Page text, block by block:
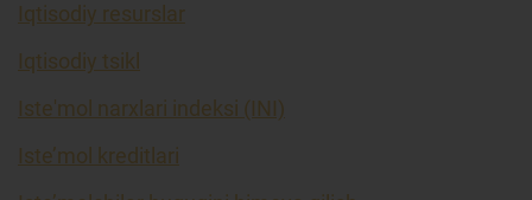
Iqtisodiy resurslar
Iqtisodiy tsikl
Iste'mol narxlari indeksi (INI)
Iste’mol kreditlari